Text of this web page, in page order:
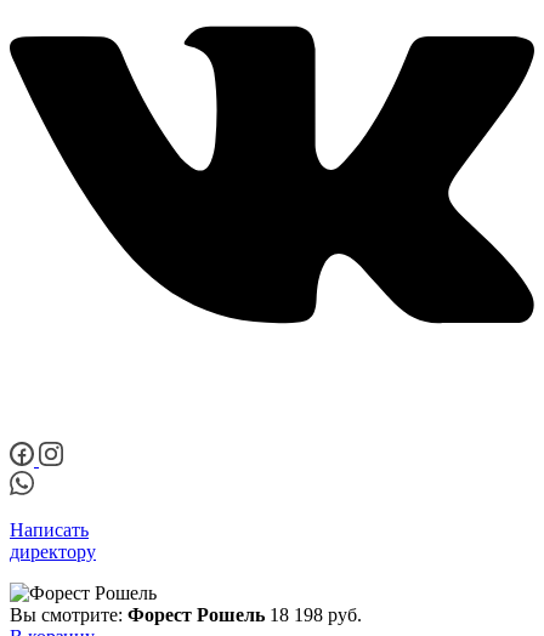
Написать
директору
Вы смотрите: Форест Рошель 18 198 руб.